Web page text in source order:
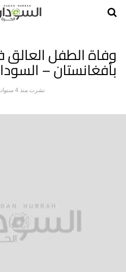
وفاة الطفل العالق
بأفغانستان –
نشرت منذ 4 سنوات